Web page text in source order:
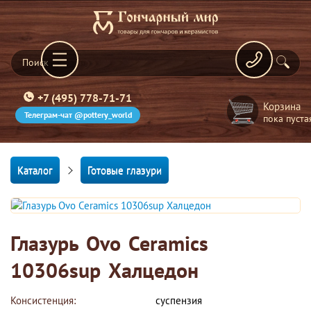
+7 (495) 778-71-71
Телеграм-чат @pottery_world
Корзина
пока
Каталог Готовые глазури
Глазурь Ovo Ceramics
10306sup Халцедон
Консистенция:
суспензия